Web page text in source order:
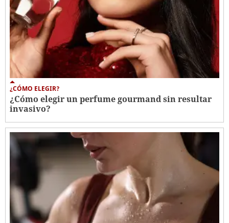
¿CÓMO ELEGIR?
¿Cómo elegir un perfume gourmand sin resultar
invasivo?